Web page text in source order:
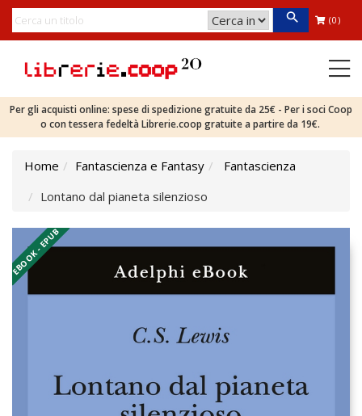
(0)
Per gli acquisti online: spese di spedizione gratuite da 25€ - Per i soci Coop
o con tessera fedeltà Librerie.coop gratuite a partire da 19€.
Home Fantascienza e Fantasy
Fantascienza
Lontano dal pianeta silenzioso
EBOOK - EPUB